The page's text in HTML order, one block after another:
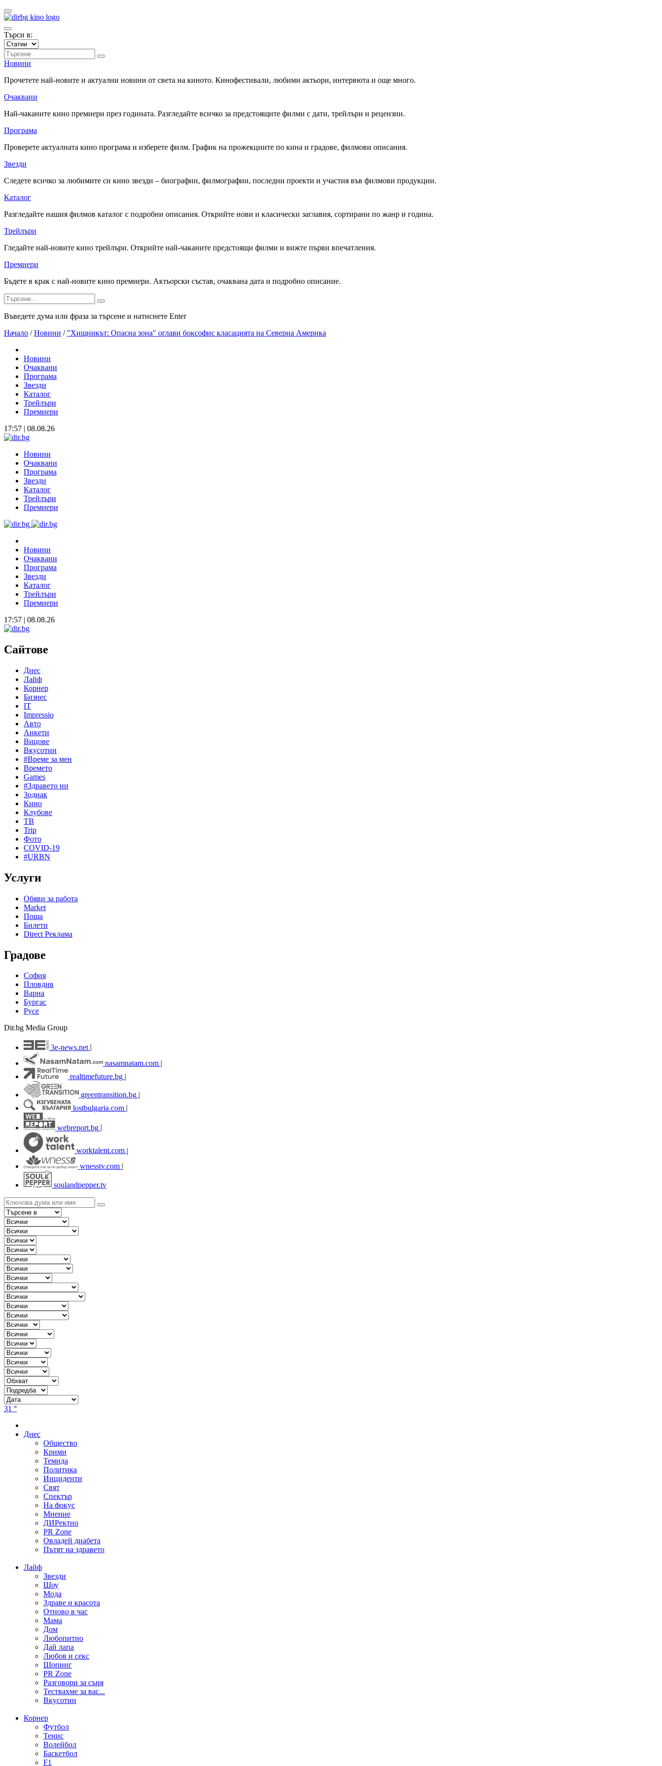
Търси в:
Новини
Прочетете най-новите и актуални новини от света на киното. Кинофестивали, любими актьори, интервюта и още много.
Очаквани
Най-чаканите кино премиери през годината. Разгледайте всичко за предстоящите филми с дати, трейлъри и рецензии.
Програма
Проверете актуалната кино програма и изберете филм. График на прожекциите по кина и градове, филмови описания.
Звезди
Следете всичко за любимите си кино звезди – биографии, филмографии, последни проекти и участия във филмови продукции.
Каталог
Разгледайте нашия филмов каталог с подробни описания. Открийте нови и класически заглавия, сортирани по жанр и година.
Трейлъри
Гледайте най-новите кино трейлъри. Открийте най-чаканите предстоящи филми и вижте първи впечатления.
Премиери
Бъдете в крак с най-новите кино премиери. Актьорски състав, очаквана дата и подробно описание.
Въведете дума или фраза за търсене и натиснете Enter
Начало / Новини / "Хищникът: Опасна зона" оглави боксофис класацията на Северна Америка
Новини
Очаквани
Програма
Звезди
Каталог
Трейлъри
Премиери
17:57 | 08.08.26
Новини
Очаквани
Програма
Звезди
Каталог
Трейлъри
Премиери
Новини
Очаквани
Програма
Звезди
Каталог
Трейлъри
Премиери
17:57 | 08.08.26
Сайтове
Днес
Лайф
Корнер
Бизнес
IT
Impressio
Авто
Анкети
Вицове
Вкусотии
#Време за мен
Времето
Games
#Здравето ни
Зодиак
Кино
Клубове
ТВ
Trip
Фото
COVID-19
#URBN
Услуги
Обяви за работа
Market
Поща
Билети
Direct Реклама
Градове
София
Пловдив
Варна
Бургас
Русе
Dir.bg Media Group
3e-news.net
nasamnatam.com |
realtimefuture.bg |
greentransition.bg |
lostbulgaria.com |
webreport.bg
worktalent.com |
wnesstv.com |
soulandpepper.tv
31 °
Днес
Общество
Крими
Темида
Политика
Инциденти
Свят
Спектър
На фокус
Мнение
ДИРектно
PR Zone
Овладей диабета
Пътят на здравето
Лайф
Звезди
Шоу
Мода
Здраве и красота
Отново в час
Мама
Дом
Любопитно
Дай лапа
Любов и секс
Шопинг
PR Zone
Разговори за съня
Тествахме за вас...
Вкусотии
Корнер
Футбол
Тенис
Волейбол
Баскетбол
F1